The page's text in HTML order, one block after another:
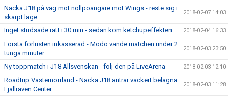
Nacka J18 på väg mot nollpoängare mot Wings - reste sig i
skarpt läge
2018-02-07 14:03
Inget studsade rätt i 30 min - sedan kom ketchupeffekten 2018-02-04 16:33
Första förlusten inkasserad - Modo vände matchen under 2
tunga minuter
2018-02-03 23:50
Ny toppmatch i J18 Allsvenskan - följ den på LiveArena 2018-02-03 12:10
Roadtrip Västernorrland - Nacka J18 äntrar vackert belägna
Fjällräven Center.
2018-02-03 11:28